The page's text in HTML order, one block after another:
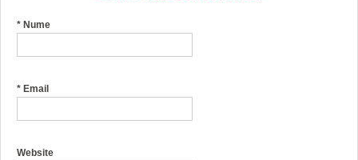
* Nume
* Email
Website